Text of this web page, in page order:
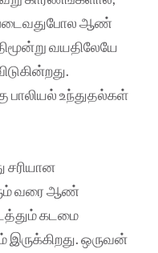
ஆண்
வயதிலேயே
பாலியல் உந்துதல்கள்
சரியான
வரை ஆண்
கடமை
இருக்கிறது. ஒருவன்